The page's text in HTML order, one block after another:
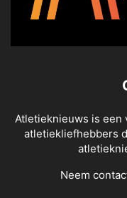
Atletieknieuws is een
atletiekliefhebbers
Neem